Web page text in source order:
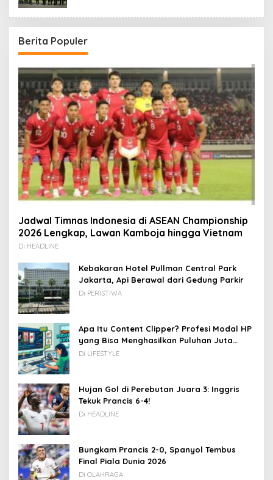
Berita Populer
Jadwal Timnas Indonesia di ASEAN Championship
2026 Lengkap, Lawan Kamboja hingga Vietnam
Di HEADLINE
Kebakaran Hotel Pullman Central Park
Jakarta, Api Berawal dari Gedung Parkir
Di PERISTIWA
Apa Itu Content Clipper? Profesi Modal HP
yang Bisa Menghasilkan Puluhan Juta
Rupiah
Di LIFESTYLE
Hujan Gol di Perebutan Juara 3: Inggris
Tekuk Prancis 6-4!
Di HEADLINE
Bungkam Prancis 2-0, Spanyol Tembus
Final Piala Dunia 2026
Di OLAHRAGA